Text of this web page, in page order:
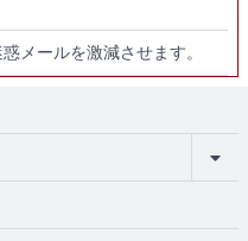
メールを激減させます。